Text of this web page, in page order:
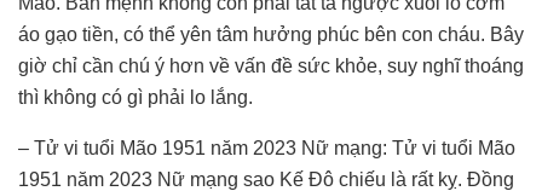
áo gạo tiền, có thể yên tâm hưởng phúc bên con cháu. Bây
giờ chỉ cần chú ý hơn về vấn đề sức khỏe, suy nghĩ thoáng
thì không có gì phải lo lắng.
– Tử vi tuổi Mão 1951 năm 2023 Nữ mạng: Tử vi tuổi Mão
1951 năm 2023 Nữ mạng sao Kế Đô chiếu là rất kỵ. Đồng